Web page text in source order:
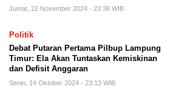
Jumat, 22 November 2024 - 23:36 WIB
Politik
Debat Putaran Pertama Pilbup Lampung
Timur: Ela Akan Tuntaskan Kemiskinan
dan Defisit Anggaran
Senin, 14 Oktober 2024 - 23:13 WIB